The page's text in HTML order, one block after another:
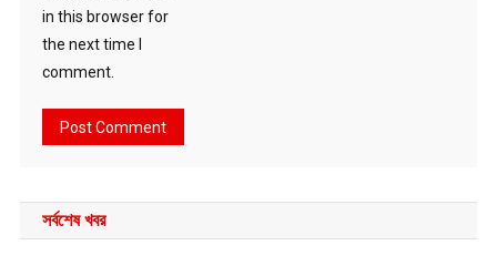
in this browser for
the next time I
comment.
সর্বশেষ খবর